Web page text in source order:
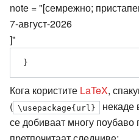
note = "[семрежно;
7-август-2026
]"
Кога користите LaTeX,
( \usepackage{url}
некаде
се добиваат многу